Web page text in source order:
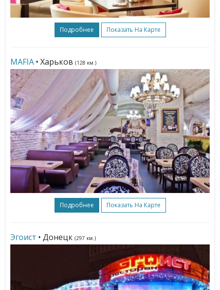
Подробнее Показать На Карте
MAFIA • Харьков (128 км.)
Подробнее Показать На Карте
Эгоист • Донецк (297 км.)